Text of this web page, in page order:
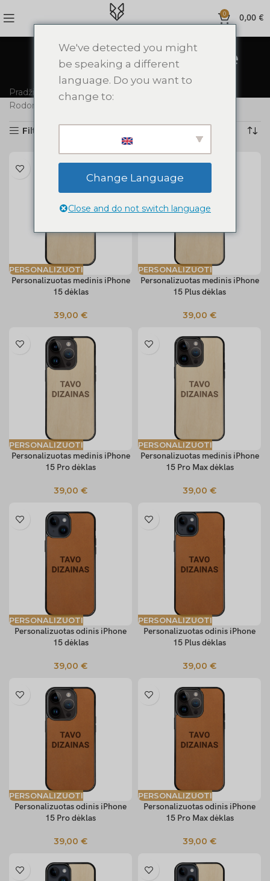
0 0,00 €
Personalizuoti iPhone
dėklai
Pradžia
Personalizuoti iPhone dėklai
Rodomi visi rezultatai: 24
Filtras
PERSONALIZUOTI
Personalizuotas medinis iPhone
15 dėklas
39,00 €
PERSONALIZUOTI
Personalizuotas medinis iPhone
15 Plus dėklas
39,00 €
PERSONALIZUOTI
Personalizuotas medinis iPhone
15 Pro dėklas
39,00 €
PERSONALIZUOTI
Personalizuotas medinis iPhone
15 Pro Max dėklas
39,00 €
PERSONALIZUOTI
Personalizuotas odinis iPhone
15 dėklas
39,00 €
PERSONALIZUOTI
Personalizuotas odinis iPhone
15 Plus dėklas
39,00 €
PERSONALIZUOTI
Personalizuotas odinis iPhone
15 Pro dėklas
39,00 €
PERSONALIZUOTI
Personalizuotas odinis iPhone
15 Pro Max dėklas
39,00 €
We've detected you might
be speaking a different
language. Do you want to
change to:
Change Language
Close and do not switch language